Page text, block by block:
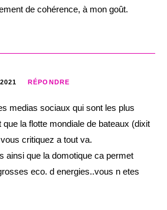
de cohérence, à mon goût.
RÉPONDRE
medias sociaux qui sont les plus
la flotte mondiale de bateaux (dixit
critiquez a tout va.
ainsi que la domotique ca permet
eco. d energies..vous n etes